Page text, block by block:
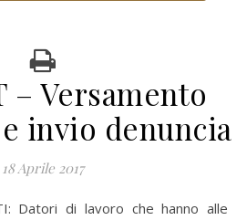
– Versamento
invio denuncia
18 Aprile 2017